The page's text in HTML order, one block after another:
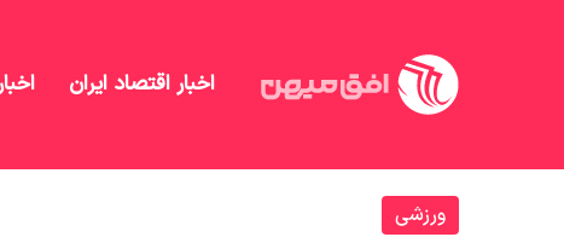
اخبار اقتصاد ایران
ورزشی